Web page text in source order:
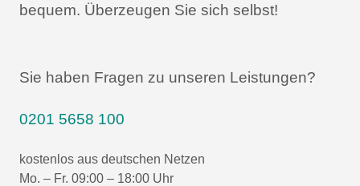
bequem. Überzeugen Sie sich selbst!
Sie haben Fragen zu unseren Leistungen?
0201 5658 100
kostenlos aus deutschen Netzen
Mo. – Fr. 09:00 – 18:00 Uhr